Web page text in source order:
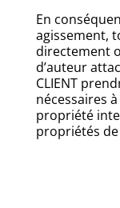
En
agissement,
directement
d’auteur
CLIENT
nécessaires
propriété
propriétés de